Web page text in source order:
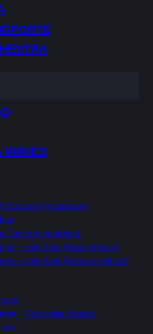
WAVES
Edizioni (Facebook)
Cecconi poetessa
– solo flute (Apple Music)
– solo flute (Amazon Music)
– Blog della Musica